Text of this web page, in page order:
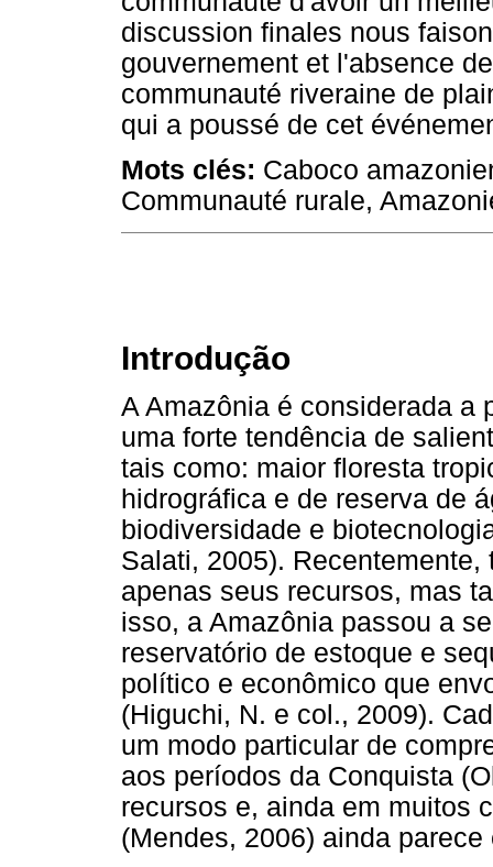
discussion finales nous
gouvernement et l'absence
communauté riveraine de
qui a poussé de cet
Mots clés: Caboco
Communauté rurale,
Introdução
A Amazônia é considerada a
uma forte tendência de
tais como: maior floresta
hidrográfica e de reserva de
biodiversidade e
Salati, 2005).
apenas seus recursos, mas
isso, a Amazônia passou a
reservatório de estoque e
político e econômico que
(Higuchi, N. e col., 2009).
um modo particular de
aos períodos da Conquista
recursos e, ainda em muitos
(Mendes, 2006) ainda